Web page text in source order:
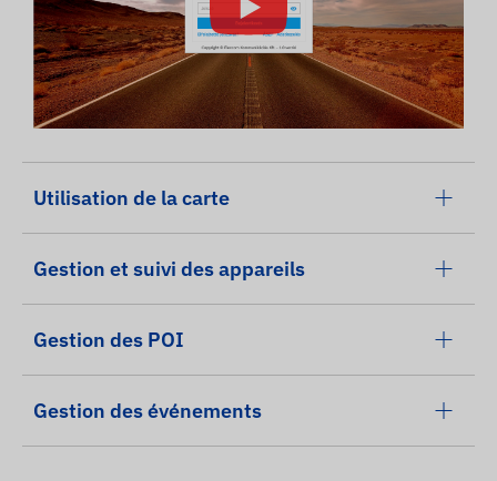
Utilisation de la carte
Gestion et suivi des appareils
Gestion des POI
Gestion des événements